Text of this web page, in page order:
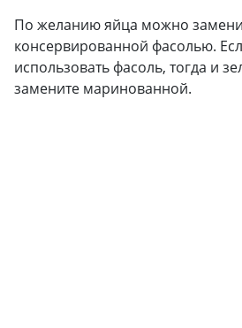
По желанию яйца можно
консервированной фасолью.
использовать фасоль, тогда и
замените маринованной.